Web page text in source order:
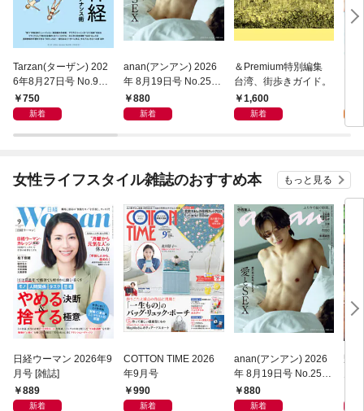
Tarzan(ターザン) 202
6年8月27日号 No.931
[自律神経ゆったりメン
テナンス術]
750
新着
anan(アンアン) 2026
年 8月19日号 No.2507
[愛とSEX]
880
新着
＆Premium特別編集
台湾、街歩きガイド。
1,600
新着
女性ライフスタイル雑誌のおすすめ本 もっと見る
日経ウーマン 2026年9
月号 [雑誌]
889
新着
COTTON TIME 2026
年9月号
990
新着
anan(アンアン) 2026
年 8月19日号 No.2507
[愛とSEX]
880
新着
野